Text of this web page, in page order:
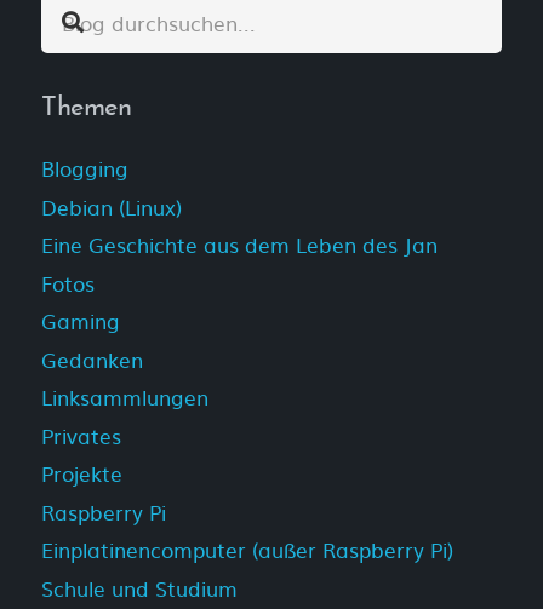
Themen
Blogging
Debian (Linux)
Eine Geschichte aus dem Leben des Jan
Fotos
Gaming
Gedanken
Linksammlungen
Privates
Projekte
Raspberry Pi
Einplatinencomputer (außer Raspberry Pi)
Schule und Studium